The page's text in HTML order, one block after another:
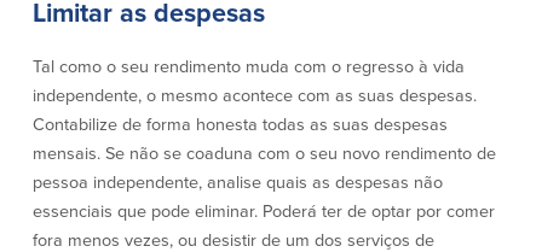
Políticas
Política de privacidade
Declaração de exoneração de
responsabilidade
Recursos
Limitar as despesas
Tal como o seu rendimento muda com o regresso à vida
independente, o mesmo acontece com as suas despesas.
Contabilize de forma honesta todas as suas despesas
mensais. Se não se coaduna com o seu novo rendimento de
pessoa independente, analise quais as despesas não
essenciais que pode eliminar. Poderá ter de optar por comer
fora menos vezes, ou desistir de um dos serviços de